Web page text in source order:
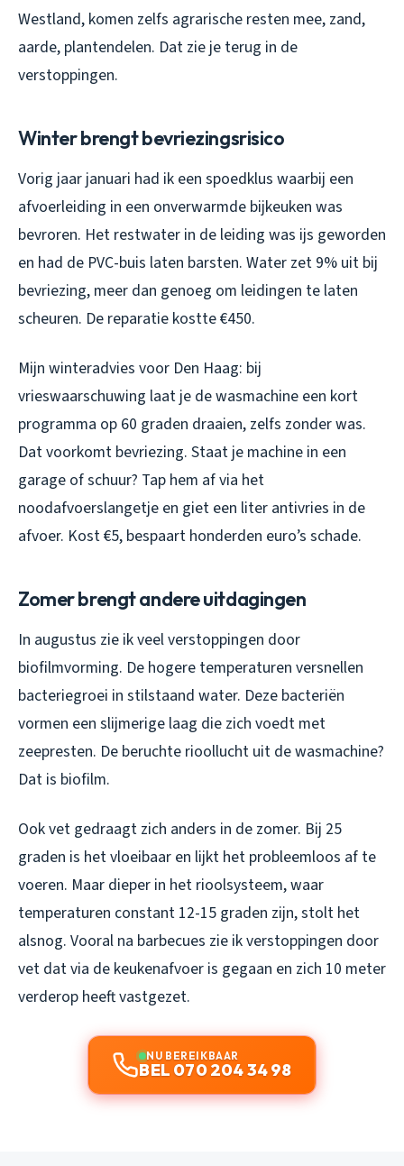
Westland, komen zelfs agrarische resten mee, zand,
aarde, plantendelen. Dat zie je terug in de
verstoppingen.
Winter brengt bevriezingsrisico
Vorig jaar januari had ik een spoedklus waarbij een
afvoerleiding in een onverwarmde bijkeuken was
bevroren. Het restwater in de leiding was ijs geworden
en had de PVC-buis laten barsten. Water zet 9% uit bij
bevriezing, meer dan genoeg om leidingen te laten
scheuren. De reparatie kostte €450.
Mijn winteradvies voor Den Haag: bij
vrieswaarschuwing laat je de wasmachine een kort
programma op 60 graden draaien, zelfs zonder was.
Dat voorkomt bevriezing. Staat je machine in een
garage of schuur? Tap hem af via het
noodafvoerslangetje en giet een liter antivries in de
afvoer. Kost €5, bespaart honderden euro’s schade.
Zomer brengt andere uitdagingen
In augustus zie ik veel verstoppingen door
biofilmvorming. De hogere temperaturen versnellen
bacteriegroei in stilstaand water. Deze bacteriën
vormen een slijmerige laag die zich voedt met
zeepresten. De beruchte rioollucht uit de wasmachine?
Dat is biofilm.
Ook vet gedraagt zich anders in de zomer. Bij 25
graden is het vloeibaar en lijkt het probleemloos af te
voeren. Maar dieper in het rioolsysteem, waar
temperaturen constant 12-15 graden zijn, stolt het
alsnog. Vooral na barbecues zie ik verstoppingen door
vet dat via de keukenafvoer is gegaan en zich 10 meter
verderop heeft vastgezet.
NU BEREIKBAAR
BEL 070 204 34 98